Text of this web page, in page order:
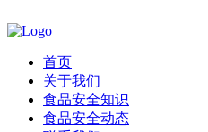
首页
关于我们
食品安全知识
食品安全动态